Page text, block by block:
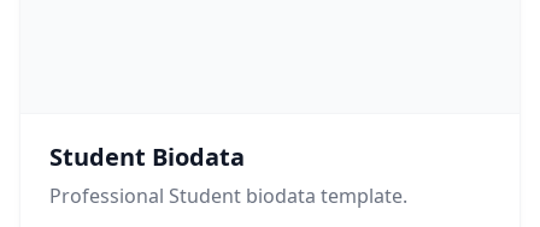
Student Biodata
Professional Student biodata template.